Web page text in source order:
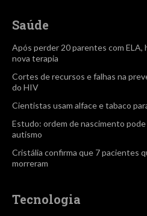
Saúde
Após perder 20 parentes com ELA,
nova terapia
Cortes de recursos e falhas na
do HIV
Cientistas usam alface e tabaco
Estudo: ordem de nascimento
autismo
Cristália confirma que 7 pacientes
morreram
Tecnologia